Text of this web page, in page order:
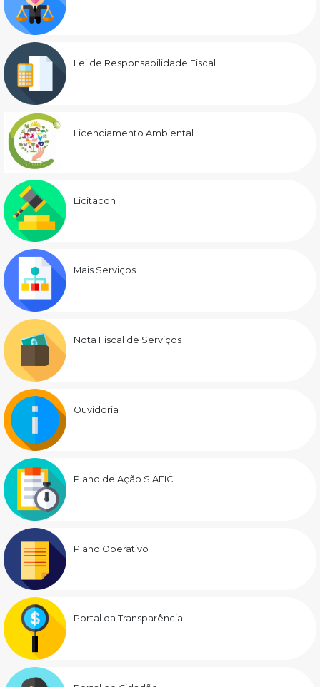
Lei de Responsabilidade Fiscal
Licenciamento Ambiental
Licitacon
Mais Serviços
Nota Fiscal de Serviços
Ouvidoria
Plano de Ação SIAFIC
Plano Operativo
Portal da Transparência